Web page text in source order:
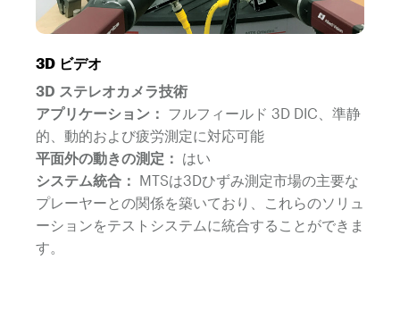
3D ビデオ
3D ステレオカメラ技術
アプリケーション： フルフィールド 3D DIC、準静
的、動的および疲労測定に対応可能
平面外の動きの測定： はい
システム統合： MTSは3Dひずみ測定市場の主要な
プレーヤーとの関係を築いており、これらのソリュ
ーションをテストシステムに統合することができま
す。